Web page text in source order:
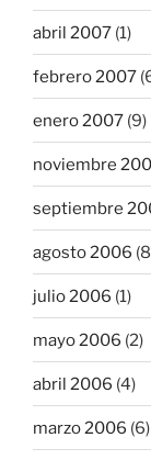
abril 2007 (1)
febrero 2007
enero 2007 (9)
noviembre
septiembre
agosto 2006
julio 2006 (1)
mayo 2006 (2)
abril 2006 (4)
marzo 2006 (6)